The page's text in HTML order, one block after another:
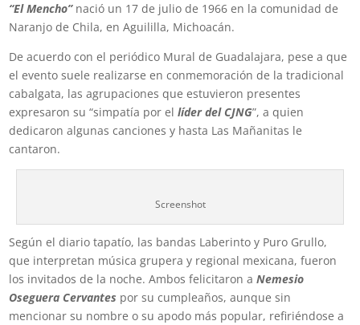
“El Mencho” nació un 17 de julio de 1966 en la comunidad de
Naranjo de Chila, en Aguililla, Michoacán.
De acuerdo con el periódico Mural de Guadalajara, pese a que
el evento suele realizarse en conmemoración de la tradicional
cabalgata, las agrupaciones que estuvieron presentes
expresaron su “simpatía por ellíder del CJNG”, a quien
dedicaron algunas canciones y hasta Las Mañanitas le
cantaron.
Screenshot
Según el diario tapatío, las bandas Laberinto y Puro Grullo,
que interpretan música grupera y regional mexicana, fueron
los invitados de la noche. Ambos felicitaron aNemesio
Oseguera Cervantes por su cumpleaños, aunque sin
mencionar su nombre o su apodo más popular, refiriéndose a